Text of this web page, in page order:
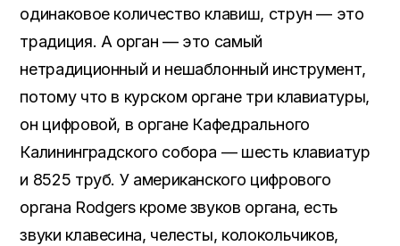
одинаковое количество клавиш, струн — это
традиция. А орган — это самый
нетрадиционный и нешаблонный инструмент,
потому что в курском органе три клавиатуры,
он цифровой, в органе Кафедрального
Калининградского собора — шесть клавиатур
и 8525 труб. У американского цифрового
органа Rodgers кроме звуков органа, есть
звуки клавесина, челесты, колокольчиков,